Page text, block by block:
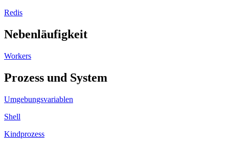
Redis
Nebenläufigkeit
Workers
Prozess und System
Umgebungsvariablen
Shell
Kindprozess